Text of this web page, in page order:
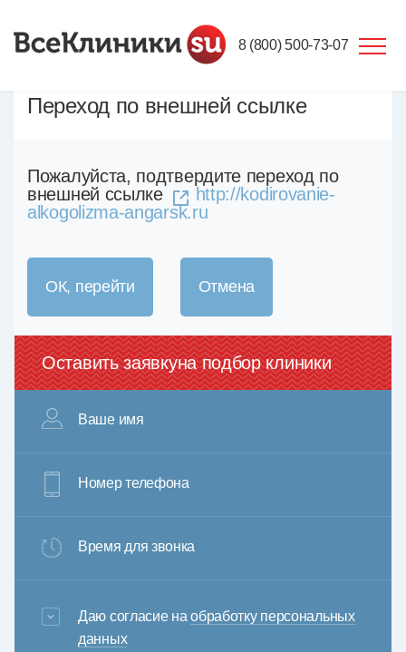
8 (800) 500-73-07
Переход по внешней ссылке
Пожалуйста, подтвердите переход по
внешней ссылке
http://kodirovanie-
alkogolizma-angarsk.ru
ОК, перейти Отмена
Оставить заявкуна подбор клиники
Ваше имя
Номер телефона
Время для звонка
3+6=
Даю согласие наобработку персональных
данных